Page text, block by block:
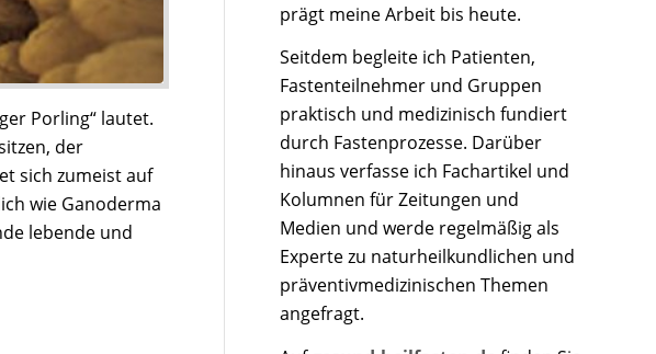
Porling“ lautet.
der
sich zumeist auf
wie Ganoderma
lebende und
prägt meine Arbeit bis heute.
Seitdem begleite ich Patienten,
Fastenteilnehmer und Gruppen
praktisch und medizinisch fundiert
durch Fastenprozesse. Darüber
hinaus verfasse ich Fachartikel und
Kolumnen für Zeitungen und
Medien und werde regelmäßig als
Experte zu naturheilkundlichen und
präventivmedizinischen Themen
angefragt.